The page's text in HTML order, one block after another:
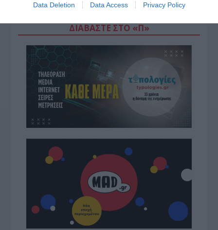
Data Deletion Data Access Privacy Policy
ΔΙΑΒΆΣΤΕ ΣΤΟ «Π»